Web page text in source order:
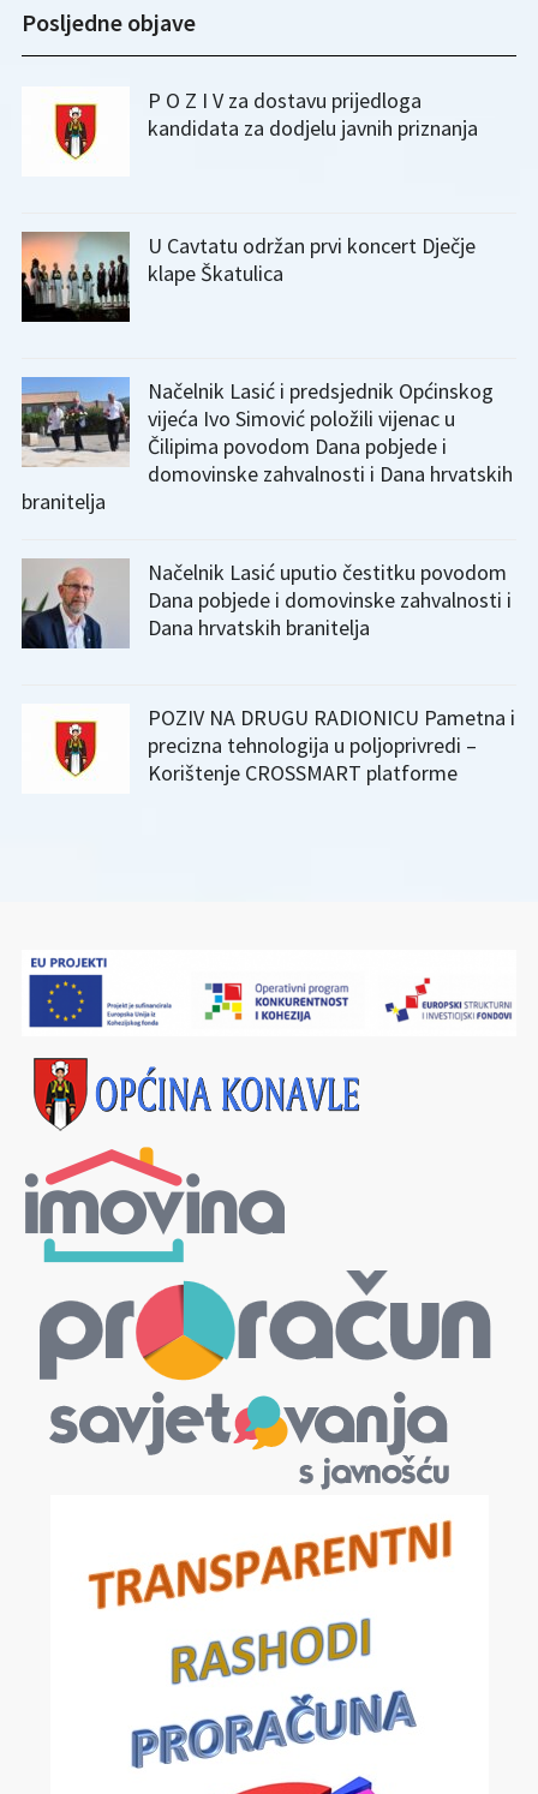
Posljedne objave
P O Z I V za dostavu prijedloga
kandidata za dodjelu javnih priznanja
U Cavtatu održan prvi koncert Dječje
klape Škatulica
Načelnik Lasić i predsjednik Općinskog
vijeća Ivo Simović položili vijenac u
Čilipima povodom Dana pobjede i
domovinske zahvalnosti i Dana hrvatskih
branitelja
Načelnik Lasić uputio čestitku povodom
Dana pobjede i domovinske zahvalnosti i
Dana hrvatskih branitelja
POZIV NA DRUGU RADIONICU Pametna i
precizna tehnologija u poljoprivredi –
Korištenje CROSSMART platforme